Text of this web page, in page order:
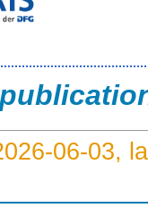
06-03,